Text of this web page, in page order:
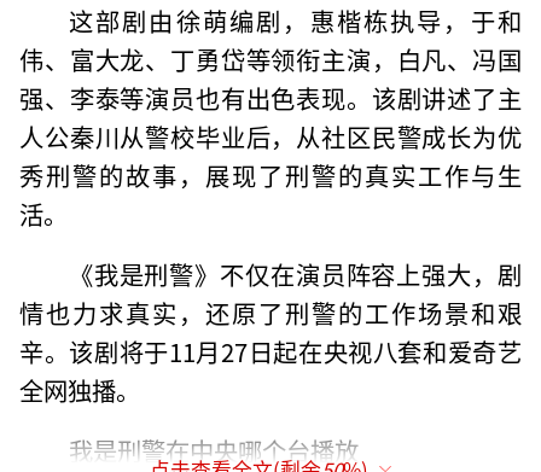
这部剧由徐萌编剧，惠楷栋执导，于和
伟、富大龙、丁勇岱等领衔主演，白凡、冯国
强、李泰等演员也有出色表现。该剧讲述了主
人公秦川从警校毕业后，从社区民警成长为优
秀刑警的故事，展现了刑警的真实工作与生
活‌。
《我是刑警》不仅在演员阵容上强大，剧
情也力求真实，还原了刑警的工作场景和艰
辛。该剧将于11月27日起在央视八套和爱奇艺
全网独播‌。
我是刑警在中央哪个台播放